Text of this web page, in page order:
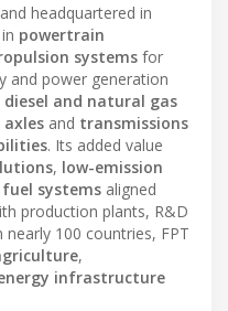
headquartered in
powertrain
systems for
and power generation
diesel and natural gas
axles and transmissions
. Its added value
, low-emission
systems aligned
production plants, R&D
100 countries, FPT
,
infrastructure